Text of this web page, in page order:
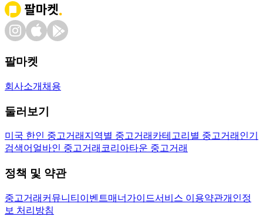
팔마켓
회사소개 채용
둘러보기
미국 한인 중고거래 지역별 중고거래 카테고리별 중고거래 인기
검색어 얼바인 중고거래 코리아타운 중고거래
정책 및 약관
중고거래 커뮤니티 이벤트매너가이드서비스 이용약관개인정
보 처리방침